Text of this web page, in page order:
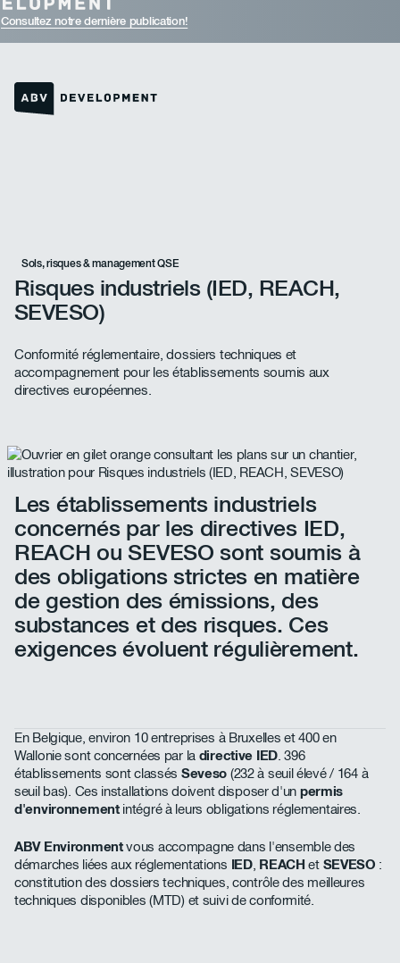
Consultez notre dernière publication!
Sols, risques & management QSE
Risques industriels (IED, REACH,
SEVESO)
Conformité réglementaire, dossiers techniques et
accompagnement pour les établissements soumis aux
directives européennes.
Les établissements industriels
concernés par les directives IED,
REACH ou SEVESO sont soumis à
des obligations strictes en matière
de gestion des émissions, des
substances et des risques. Ces
exigences évoluent régulièrement.
En Belgique, environ 10 entreprises à Bruxelles et 400 en
Wallonie sont concernées par la directive IED. 396
établissements sont classés Seveso (232 à seuil élevé / 164 à
seuil bas). Ces installations doivent disposer d'un permis
d'environnementintégré à leurs obligations réglementaires.
ABV Environmentvous accompagne dans l'ensemble des
démarches liées aux réglementations
IED, REACHet SEVESO :
constitution des dossiers techniques, contrôle des meilleures
techniques disponibles (MTD) et suivi de conformité.